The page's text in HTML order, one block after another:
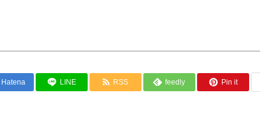
Hatena LINE RSS feedly Pin it